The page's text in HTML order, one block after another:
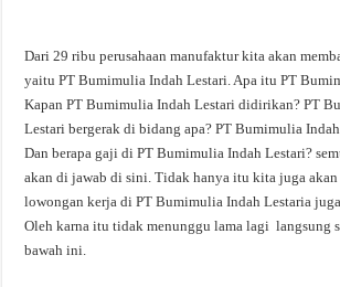
Dari 29 ribu perusahaan manufaktur kita akan
yaitu PT Bumimulia Indah Lestari. Apa itu PT
Kapan PT Bumimulia Indah Lestari didirikan? PT
Lestari bergerak di bidang apa? PT Bumimulia
Dan berapa gaji di PT Bumimulia Indah Lestari?
akan di jawab di sini. Tidak hanya itu kita juga
lowongan kerja di PT Bumimulia Indah Lestaria
Oleh karna itu tidak menunggu lama lagi langsung
bawah ini.